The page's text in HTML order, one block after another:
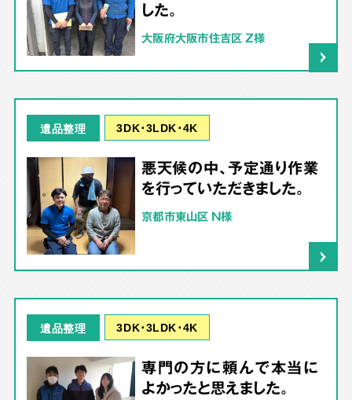
した。
大阪府大阪市住吉区 Z様
遺品整理 3DK･3LDK･4K
悪天候の中、予定通り作業
を行っていただきました。
京都市東山区 N様
遺品整理 3DK･3LDK･4K
専門の方に頼んで本当に
よかったと思えました。